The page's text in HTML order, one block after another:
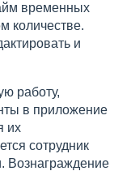
временных
количестве.
и
работу,
в приложение
их
сотрудник
Вознаграждение